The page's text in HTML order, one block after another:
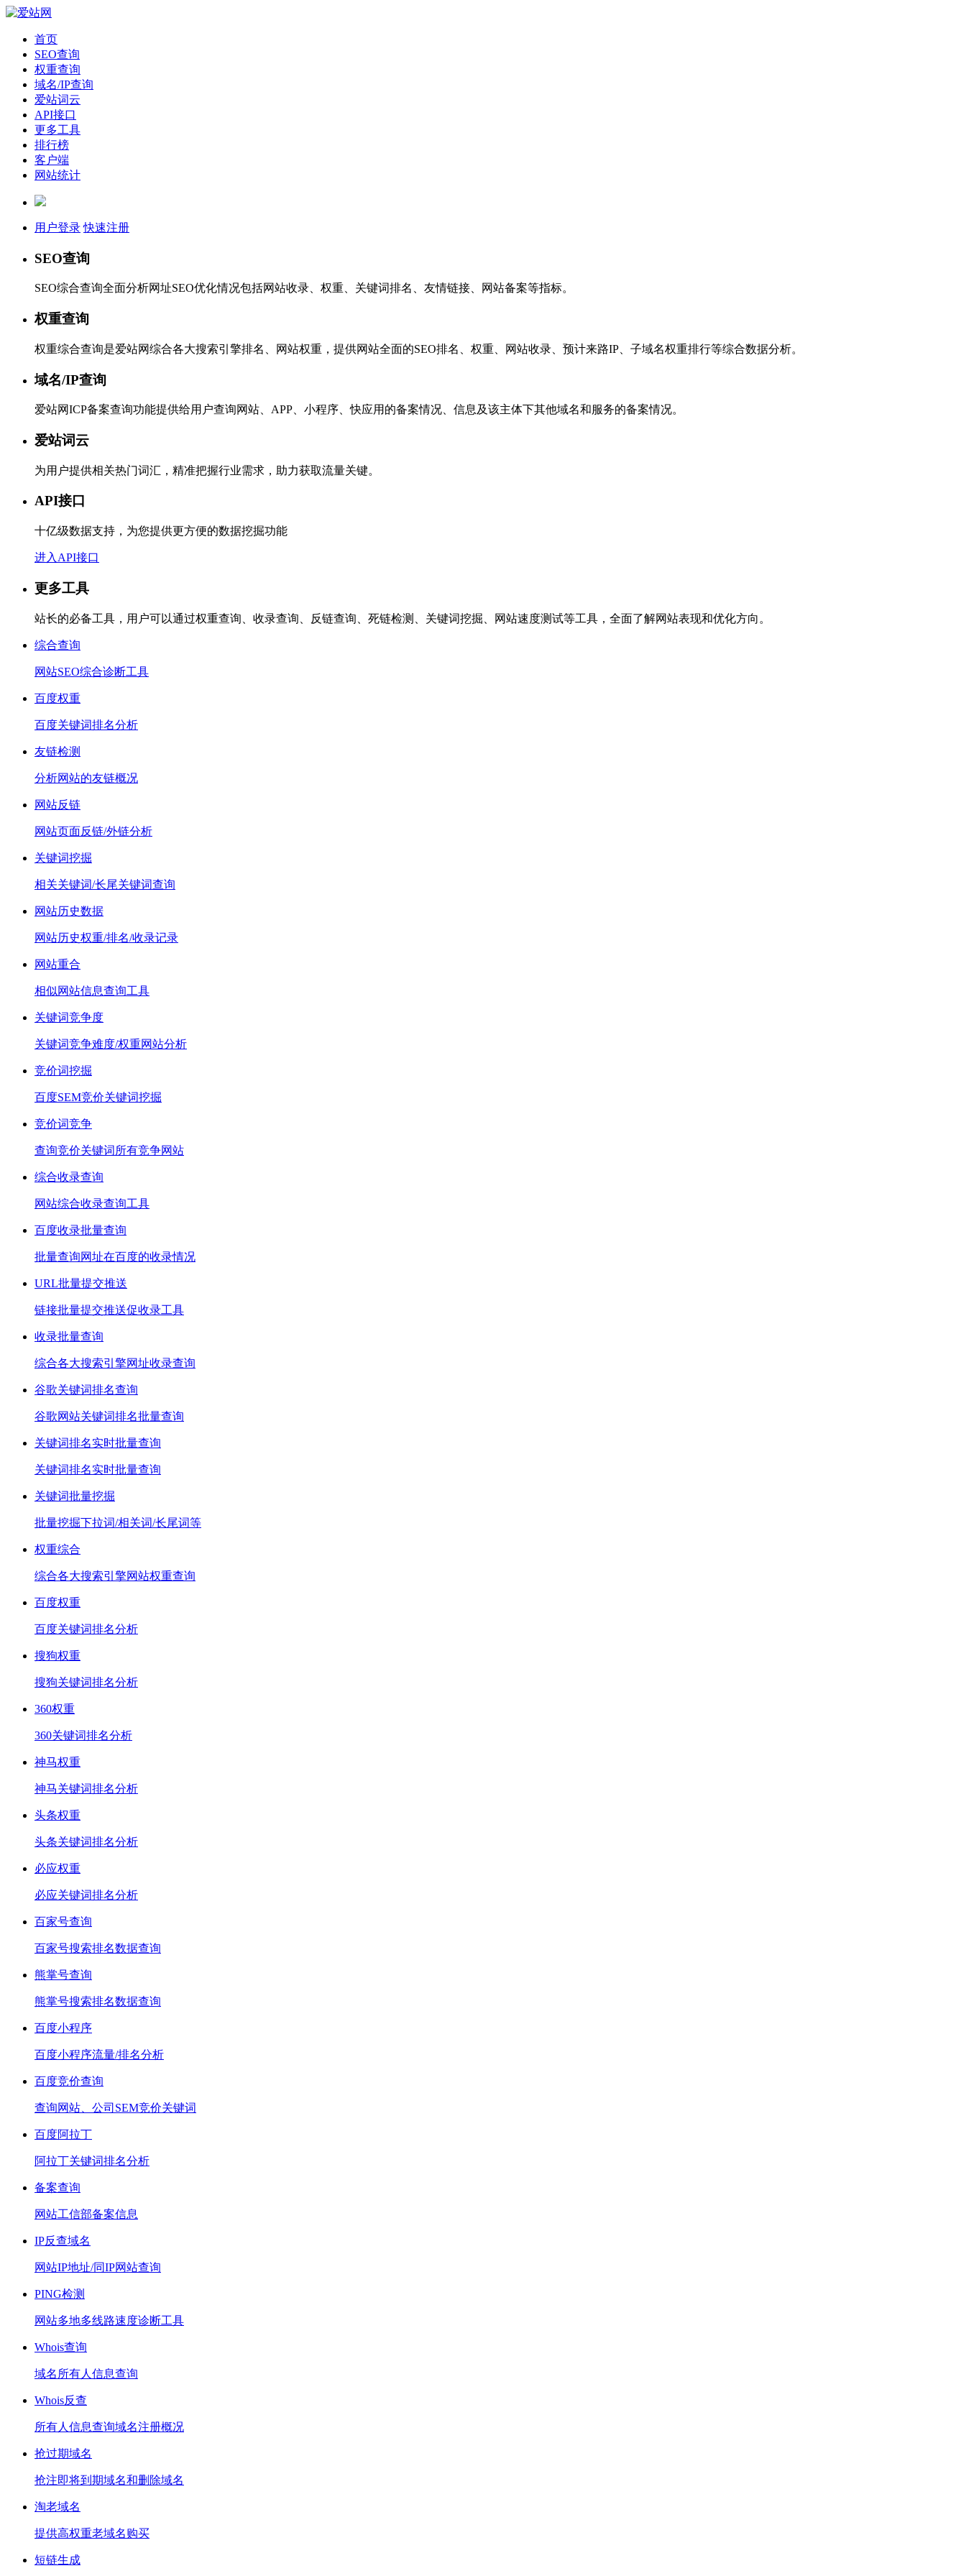
首页
SEO查询
权重查询
域名/IP查询
爱站词云
API接口
更多工具
排行榜
客户端
网站统计
用户登录 快速注册
SEO查询
SEO综合查询全面分析网址SEO优化情况包括网站收录、权重、关键词排名、友情链接、网站备案等指标。
权重查询
权重综合查询是爱站网综合各大搜索引擎排名、网站权重，提供网站全面的SEO排名、权重、网站收录、预计来路IP、子域名权重排行等综合数据分析。
域名/IP查询
爱站网ICP备案查询功能提供给用户查询网站、APP、小程序、快应用的备案情况、信息及该主体下其他域名和服务的备案情况。
爱站词云
为用户提供相关热门词汇，精准把握行业需求，助力获取流量关键。
API接口
十亿级数据支持，为您提供更方便的数据挖掘功能
进入API接口
更多工具
站长的必备工具，用户可以通过权重查询、收录查询、反链查询、死链检测、关键词挖掘、网站速度测试等工具，全面了解网站表现和优化方向。
综合查询
网站SEO综合诊断工具
百度权重
百度关键词排名分析
友链检测
分析网站的友链概况
网站反链
网站页面反链/外链分析
关键词挖掘
相关关键词/长尾关键词查询
网站历史数据
网站历史权重/排名/收录记录
网站重合
相似网站信息查询工具
关键词竞争度
关键词竞争难度/权重网站分析
竞价词挖掘
百度SEM竞价关键词挖掘
竞价词竞争
查询竞价关键词所有竞争网站
综合收录查询
网站综合收录查询工具
百度收录批量查询
批量查询网址在百度的收录情况
URL批量提交推送
链接批量提交推送促收录工具
收录批量查询
综合各大搜索引擎网址收录查询
谷歌关键词排名查询
谷歌网站关键词排名批量查询
关键词排名实时批量查询
关键词排名实时批量查询
关键词批量挖掘
批量挖掘下拉词/相关词/长尾词等
权重综合
综合各大搜索引擎网站权重查询
百度权重
百度关键词排名分析
搜狗权重
搜狗关键词排名分析
360权重
360关键词排名分析
神马权重
神马关键词排名分析
头条权重
头条关键词排名分析
必应权重
必应关键词排名分析
百家号查询
百家号搜索排名数据查询
熊掌号查询
熊掌号搜索排名数据查询
百度小程序
百度小程序流量/排名分析
百度竞价查询
查询网站、公司SEM竞价关键词
百度阿拉丁
阿拉丁关键词排名分析
备案查询
网站工信部备案信息
IP反查域名
网站IP地址/同IP网站查询
PING检测
网站多地多线路速度诊断工具
Whois查询
域名所有人信息查询
Whois反查
所有人信息查询域名注册概况
抢过期域名
抢注即将到期域名和删除域名
淘老域名
提供高权重老域名购买
短链生成